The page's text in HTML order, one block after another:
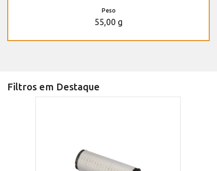
Peso
55,00 g
Filtros em Destaque